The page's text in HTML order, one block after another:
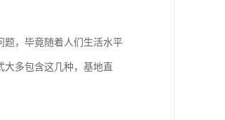
题，毕竟随着人们生活水平
多包含这几种，基地直